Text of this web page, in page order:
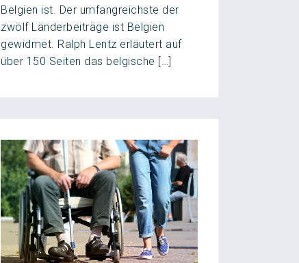
Belgien ist. Der umfangreichste der
zwölf Länderbeiträge ist Belgien
gewidmet. Ralph Lentz erläutert auf
über 150 Seiten das belgische […]